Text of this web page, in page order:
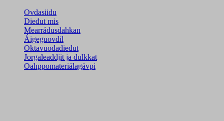
Ovdasiidu
Dieđut mis
Mearrádusdahkan
Áigeguovdil
Oktavuođadieđut
Jorgaleaddjit ja dulkkat
Oahppomateriálagávpi